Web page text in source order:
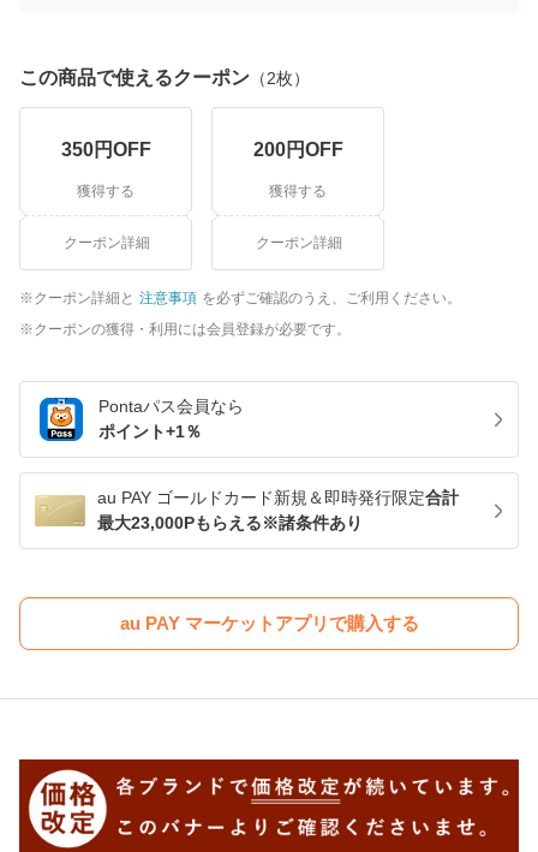
この商品で使えるクーポン （2枚）
350円OFF
獲得する
クーポン詳細
200円OFF
獲得する
クーポン詳細
クーポン詳細と 注意事項 を必ずご確認のうえ、ご利用ください。
クーポンの獲得・利用には会員登録が必要です。
Pontaパス会員なら
ポイント+1％
au PAY ゴールドカード新規＆即時発行限定合計
最大23,000Pもらえる※諸条件あり
au PAY マーケットアプリで購入する